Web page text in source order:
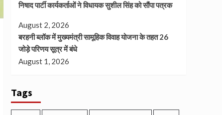
निषाद पार्टी कार्यकर्ताओं ने विधायक सुशील सिंह को सौंपा पत्रक
August 2, 2026
बरहनी ब्लॉक में मुख्यमंत्री सामूहिक विवाह योजना के तहत 26
जोड़े परिणय सूत्र में बंधे
August 1, 2026
Tags